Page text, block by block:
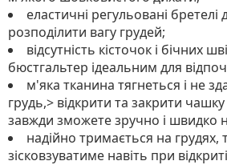
еластичні регульовані
розподілити вагу грудей;
відсутність кісточок і бічних
бюстгальтер ідеальним для
м'яка тканина тягнеться і не
грудь,> відкрити та закрити
завжди зможете зручно і швидко
надійно тримається на грудях,
зісковзуватиме навіть при